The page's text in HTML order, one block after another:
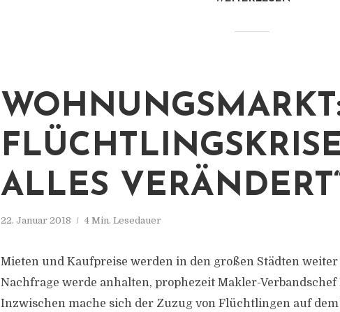
ALLES
22. Januar 2018 4 Min. Lesedauer
Mieten und Kaufpreise werden in den großen Städten
Nachfrage werde anhalten, prophezeit Makler-
Inzwischen mache sich der Zuzug von Flüchtlingen auf